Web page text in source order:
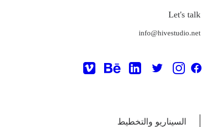
Let's talk
info@hivestudio.net
في عالمنا الرقمي الحديث، تلعب خدمة إنتاج الوسائط المرئية
الشاملة التي تلبي جميع احتياجات عملائنا. نحن هنا لمساعدتك
السيناريو والتخطيط